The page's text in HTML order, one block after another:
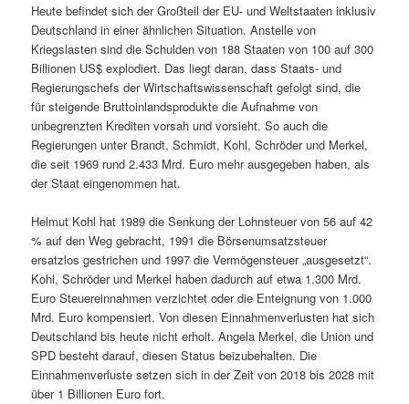
Heute befindet sich der Großteil der EU- und Weltstaaten inklusiv
Deutschland in einer ähnlichen Situation. Anstelle von
Kriegslasten sind die Schulden von 188 Staaten von 100 auf 300
Billionen US$ explodiert. Das liegt daran, dass Staats- und
Regierungschefs der Wirtschaftswissenschaft gefolgt sind, die
für steigende Bruttoinlandsprodukte die Aufnahme von
unbegrenzten Krediten vorsah und vorsieht. So auch die
Regierungen unter Brandt, Schmidt, Kohl, Schröder und Merkel,
die seit 1969 rund 2.433 Mrd. Euro mehr ausgegeben haben, als
der Staat eingenommen hat.
Helmut Kohl hat 1989 die Senkung der Lohnsteuer von 56 auf 42
% auf den Weg gebracht, 1991 die Börsenumsatzsteuer
ersatzlos gestrichen und 1997 die Vermögensteuer „ausgesetzt“.
Kohl, Schröder und Merkel haben dadurch auf etwa 1.300 Mrd.
Euro Steuereinnahmen verzichtet oder die Enteignung von 1.000
Mrd. Euro kompensiert. Von diesen Einnahmenverlusten hat sich
Deutschland bis heute nicht erholt. Angela Merkel, die Union und
SPD besteht darauf, diesen Status beizubehalten. Die
Einnahmenverluste setzen sich in der Zeit von 2018 bis 2028 mit
über 1 Billionen Euro fort.